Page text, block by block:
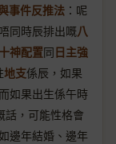
事件反推法 ：呢
同時辰排出嘅八
十神配置同日主強
地支係辰，如果
如果出生係午時
話，可能性格會
邊年結婚、邊年